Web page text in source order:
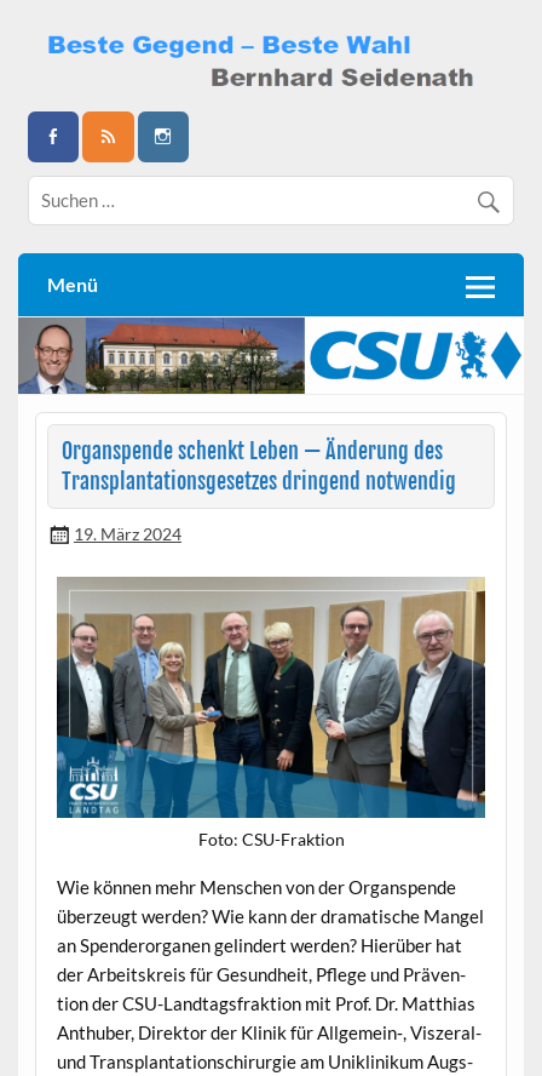
content
Bernhard Seidenath
Menü
Organspende schenkt Leben — Änderung des
Transplantationsgesetzes dringend notwendig
19. März 2024
Foto: CSU-Frak­tion
Wie kön­nen mehr Men­schen von der Organspende
überzeugt wer­den? Wie kann der drama­tis­che Man­gel
an Spenderor­ga­nen gelin­dert wer­den? Hierüber hat
der Arbeit­skreis für Gesund­heit, Pflege und Präven­
tion der CSU-Land­tags­frak­tion mit Prof. Dr. Matthias
Anthu­ber, Direk­tor der Klinik für Allgemein‑, Visz­er­al-
und Trans­plan­ta­tion­schirurgie am Uniklinikum Augs­